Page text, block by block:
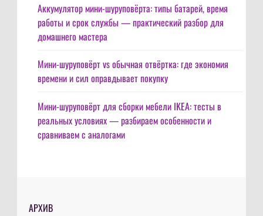
Аккумулятор мини-шуруповёрта: типы батарей, время
работы и срок службы — практический разбор для
домашнего мастера
Мини-шуруповёрт vs обычная отвёртка: где экономия
времени и сил оправдывает покупку
Мини-шуруповёрт для сборки мебели IKEA: тесты в
реальных условиях — разбираем особенности и
сравниваем с аналогами
АРХИВ